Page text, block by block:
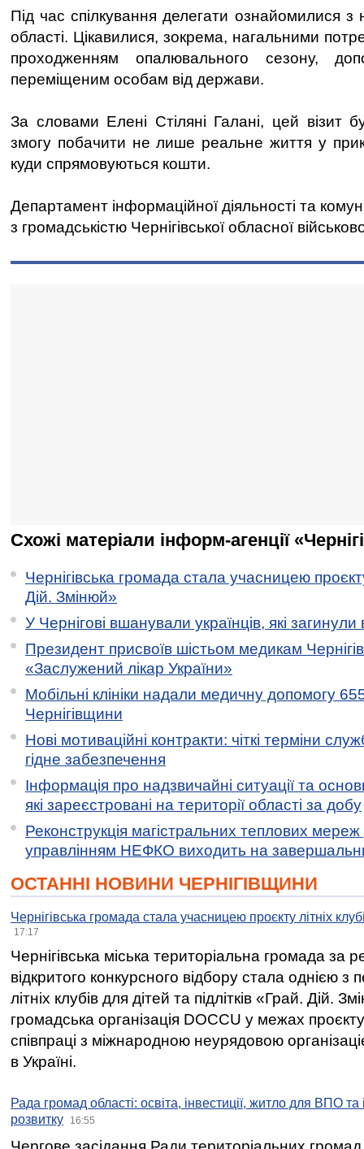
Під час спілкування делегати ознайомилися з
області. Цікавилися, зокрема, нагальними
проходженням опалювального сезону,
переміщеним особам від держави.
За словами Елені Стіляні Галані, цей візит
змогу побачити не лише реальне життя у
куди спрямовуються кошти.
Департамент інформаційної діяльності та
з громадськістю Чернігівської обласної
Схожі матеріали інформ-агенції
Чернігівська громада стала учасницею
Дій. Змінюй»
У Чернігові вшанували українців, які загинули
Президент присвоїв шістьом медикам
«Заслужений лікар України»
Мобільні клініки надали медичну допомогу
Чернігівщини
Нові мотиваційні контракти: чіткі терміни
гідне забезпечення
Інформація про надзвичайні ситуації та
які зареєстровані на території області за добу
Реконструкція магістральних теплових мереж
управлінням НЕФКО виходить на
ОСТАННІ НОВИНИ ЧЕРНІГІВЩИНИ
Чернігівська громада стала учасницею проєкту літніх
17:17
Чернігівська міська територіальна громада за
відкритого конкурсного відбору стала однією
літніх клубів для дітей та підлітків «Грай. Дій.
громадська організація DOCCU у межах
співпраці з міжнародною неурядовою
в Україні.
Рада громад області: освіта, інвестиції, житло для ВПО
розвитку
16:55